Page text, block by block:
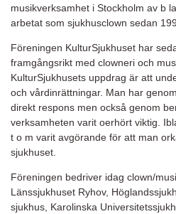
musikverksamhet i Stockholm av b
arbetat som sjukhusclown sedan
Föreningen KulturSjukhuset har
framgångsrikt med clowneri och
KulturSjukhusets uppdrag är att
och vårdinrättningar. Man har
direkt respons men också genom
verksamheten varit oerhört viktig.
t o m varit avgörande för att man
sjukhuset.
Föreningen bedriver idag clown/
Länssjukhuset Ryhov,
sjukhus, Karolinska